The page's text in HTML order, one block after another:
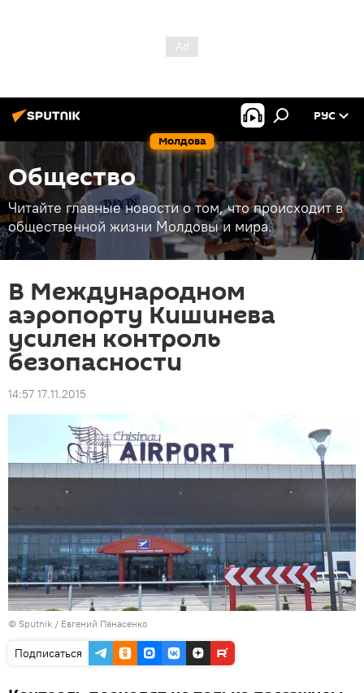
Молдова
РУС
Общество
Читайте главные новости о том, что происходит в
общественной жизни Молдовы и мира.
В Международном
аэропорту Кишинева
усилен контроль
безопасности
14:57 17.11.2015
© Sputnik / Евгений Панасенко
Подписаться